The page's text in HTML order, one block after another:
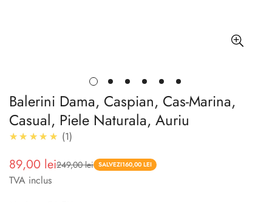
Balerini Dama, Caspian, Cas-Marina,
Casual, Piele Naturala, Auriu
★★★★★ 5.0
1
Pret
redus
89,00 lei
Pret 249,00 lei SALVEZI160,00 LEI
TVA inclus